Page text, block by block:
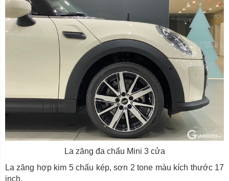
La zăng đa chấu Mini 3 cửa
La zăng hợp kim 5 chấu kép, sơn 2 tone màu kích thước 17
inch.